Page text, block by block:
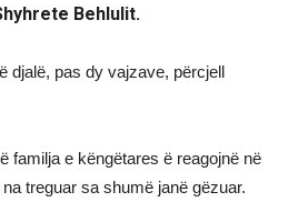
Behlulit.
djalë, pas dy vajzave, përcjell
familja e këngëtares ë reagojnë në
treguar sa shumë janë gëzuar.